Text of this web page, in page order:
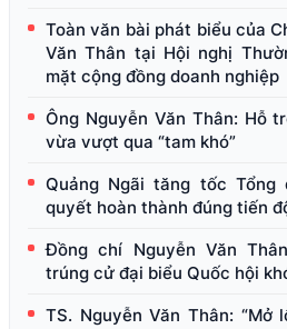
Toàn văn bài phát biểu của
Văn Thân tại Hội nghị
mặt cộng đồng doanh nghiệp
Ông Nguyễn Văn Thân: Hỗ
vừa vượt qua “tam khó”
Quảng Ngãi tăng tốc
quyết hoàn thành đúng tiến
Đồng chí Nguyễn Văn
trúng cử đại biểu Quốc hội
TS. Nguyễn Văn Thân: